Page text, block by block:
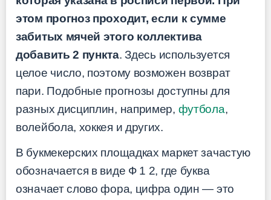
этом прогноз проходит, если к сумме
забитых мячей этого коллектива
добавить 2 пункта. Здесь используется
целое число, поэтому возможен возврат
пари. Подобные прогнозы доступны для
разных дисциплин, например, футбола,
волейбола, хоккея и других.
В букмекерских площадках маркет зачастую
обозначается в виде Ф 1 2, где буква
означает слово фора, цифра один — это